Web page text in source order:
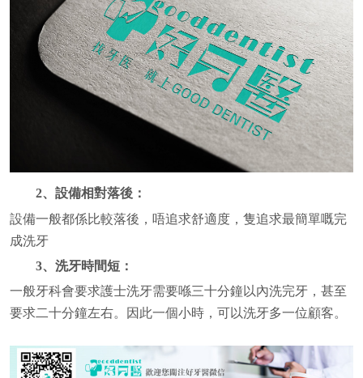
2、設備相對落後：
設備一般都係比較落後，唔追求舒適度，隻追求最簡單嘅完
成洗牙
3、洗牙時間短：
一般牙科會要求護士洗牙需要喺三十分鐘以內洗完牙，甚至
要求二十分鐘左右。因此一個小時，可以洗牙多一位顧客。